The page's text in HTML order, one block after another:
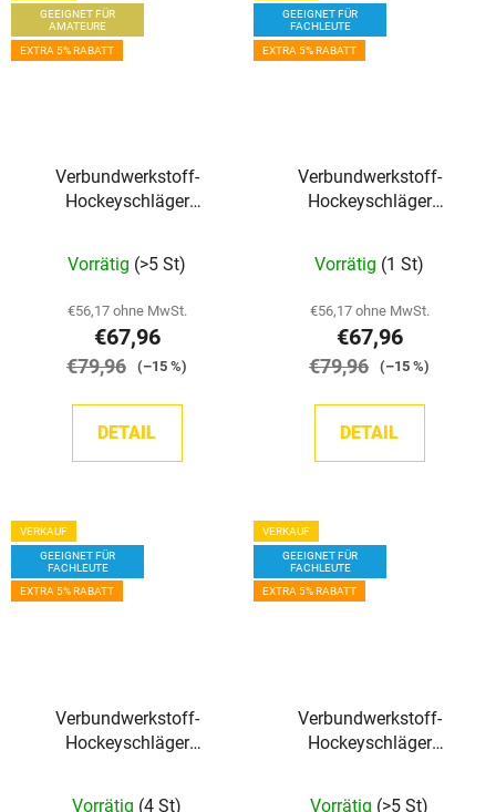
GEEIGNET FÜR
AMATEURE
EXTRA 5% RABATT
Verbundwerkstoff-
Hockeyschläger
Vorrätig (>5 St)
€56,17 ohne MwSt.
€67,96
€79,96 (–15 %)
DETAIL
GEEIGNET FÜR
FACHLEUTE
EXTRA 5% RABATT
Verbundwerkstoff-
Hockeyschläger
Vorrätig (1 St)
€56,17 ohne MwSt.
€67,96
€79,96 (–15 %)
DETAIL
VERKAUF
GEEIGNET FÜR
FACHLEUTE
EXTRA 5% RABATT
Verbundwerkstoff-
Hockeyschläger
Vorrätig (4 St)
VERKAUF
GEEIGNET FÜR
FACHLEUTE
EXTRA 5% RABATT
Verbundwerkstoff-
Hockeyschläger
Vorrätig (>5 St)